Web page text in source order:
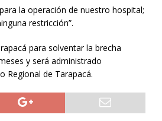
la operación de nuestro hospital;
restricción”.
para solventar la brecha
y será administrado
Regional de Tarapacá.